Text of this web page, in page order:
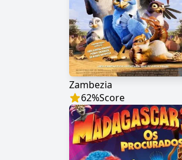
Zambezia
62%Score